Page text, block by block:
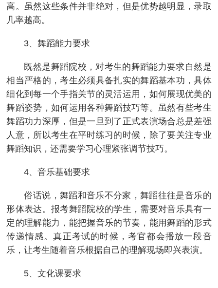
高。虽然这些条件并非绝对，但是优势越明显，录取
几率越高。
3、舞蹈能力要求
既然是舞蹈院校，对考生的舞蹈能力要求自然是
相当严格的，考生必须具备扎实的舞蹈基本功，具体
细化到每一个手指关节的灵活运用，如何展现优美的
舞蹈姿势，如何运用各种舞蹈技巧等。虽然有些考生
舞蹈功力深厚，但是一旦到了正式表演场合总是差强
人意，所以考生在平时练习的时候，除了要关注专业
舞蹈知识，还需要学习心理紧张调节技巧。
4、音乐基础要求
俗话说，舞蹈和音乐不分家，舞蹈往往是音乐的
形体表达。报考舞蹈院校的学生，需要对音乐具有一
定的理解能力，能把握音乐的节奏，能用舞蹈的形式
传递情感。真正考试的时候，考官都会播放一段音
乐，让考生随着音乐根据自己的理解现场即兴表演。
5、文化课要求